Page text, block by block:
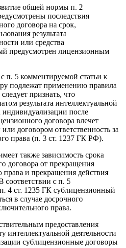
общей нормы п. 2
последствия
договора на срок,
результата
или средства
предусмотрен лицензионным
п. 5 комментируемой статьи к
подлежат применению правила
признать, что
результата интеллектуальной
индивидуализации после
договора влечет
договором ответственность за
права (п. 3 ст. 1237 ГК РФ).
также зависимость срока
договора от прекращения
права и прекращения действия
соответствии с п. 5
4 ст. 1235 ГК сублицензионный
в случае досрочного
права.
предоставления
интеллектуальной деятельности
сублицензионные договоры